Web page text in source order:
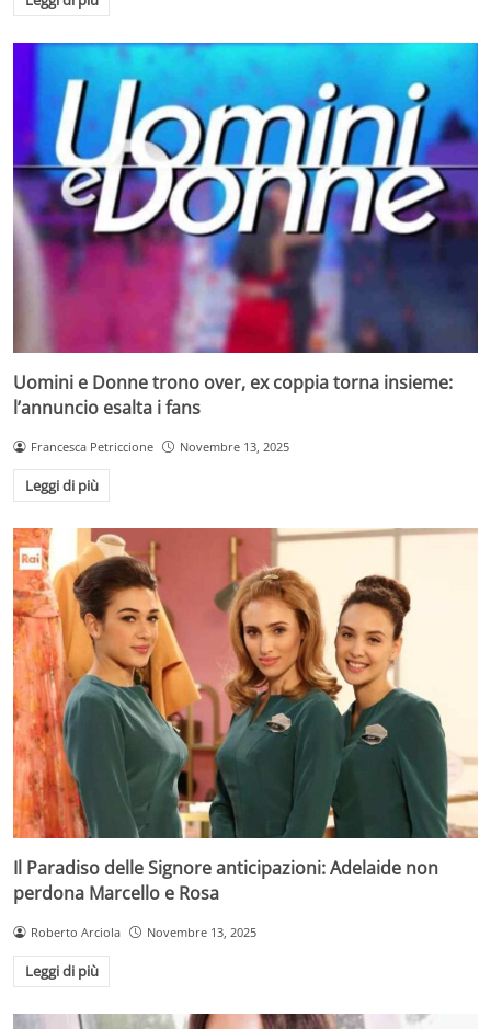
Uomini e Donne trono over, ex coppia torna insieme:
l’annuncio esalta i fans
Francesca Petriccione Novembre 13, 2025
Leggi di più
Il Paradiso delle Signore anticipazioni: Adelaide non
perdona Marcello e Rosa
Roberto Arciola Novembre 13, 2025
Leggi di più